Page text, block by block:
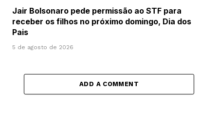
Jair Bolsonaro pede permissão ao STF para
receber os filhos no próximo domingo, Dia dos
Pais
5 de agosto de 2026
ADD A COMMENT